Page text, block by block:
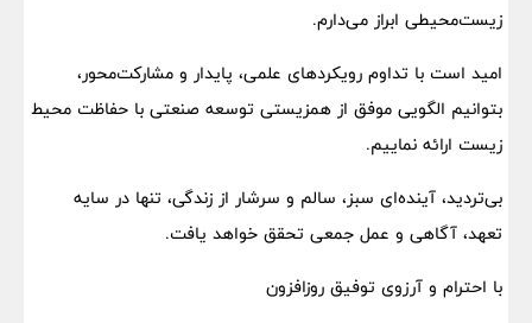
زیست‌محیطی ابراز می‌دارم.
امید است با تداوم رویکردهای علمی، پایدار و مشارکت‌محور،
بتوانیم الگویی موفق از همزیستی توسعه صنعتی با حفاظت محیط
زیست ارائه نماییم.
بی‌تردید، آینده‌ای سبز، سالم و سرشار از زندگی، تنها در سایه
تعهد، آگاهی و عمل جمعی تحقق خواهد یافت.
با احترام و آرزوی توفیق روزافزون